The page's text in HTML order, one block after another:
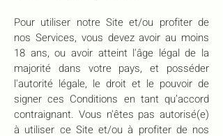
Pour utiliser notre Site et/ou profiter de
nos Services, vous devez avoir au moins
18 ans, ou avoir atteint l'âge légal de la
majorité dans votre pays, et posséder
l'autorité légale, le droit et le pouvoir de
signer ces Conditions en tant qu’accord
contraignant. Vous n'êtes pas autorisé(e)
à utiliser ce Site et/ou à profiter de nos